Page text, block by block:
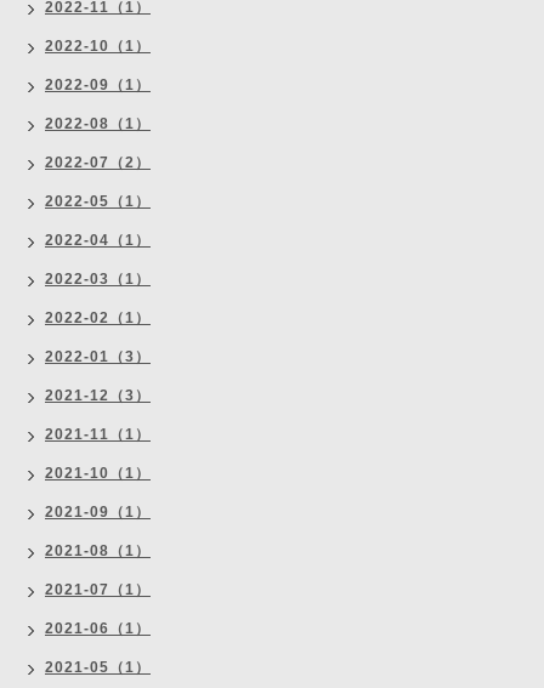
2022-11（1）
2022-10（1）
2022-09（1）
2022-08（1）
2022-07（2）
2022-05（1）
2022-04（1）
2022-03（1）
2022-02（1）
2022-01（3）
2021-12（3）
2021-11（1）
2021-10（1）
2021-09（1）
2021-08（1）
2021-07（1）
2021-06（1）
2021-05（1）